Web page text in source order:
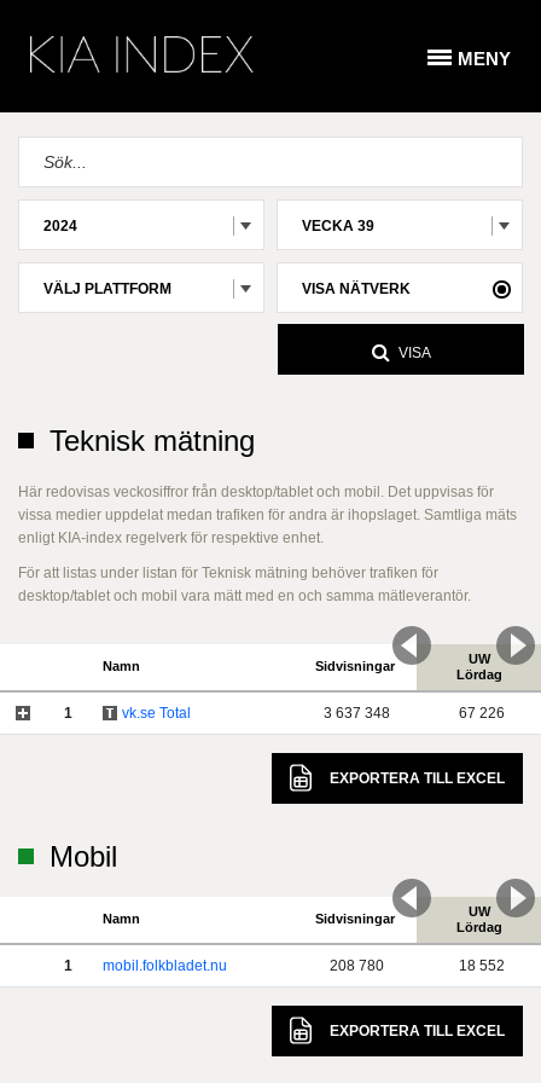
MENY
VISA
2024 VECKA 39
VÄLJ PLATTFORM VISA NÄTVERK
Teknisk mätning
Här redovisas veckosiffror från desktop/tablet och mobil. Det uppvisas för
vissa medier uppdelat medan trafiken för andra är ihopslaget. Samtliga mäts
enligt KIA-index regelverk för respektive enhet.
För att listas under listan för Teknisk mätning behöver trafiken för
desktop/tablet och mobil vara mätt med en och samma mätleverantör.
Namn Sidvisningar
UW
Lördag
1 vk.se Total 3 637 348 67 226
EXPORTERA TILL EXCEL
Mobil
Namn Sidvisningar
UW
Lördag
1 mobil.folkbladet.nu 208 780 18 552
EXPORTERA TILL EXCEL